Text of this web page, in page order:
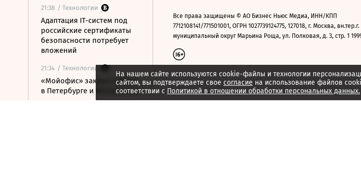
21:38 / Технологии
Адаптация IT-систем под
российские сертификаты
безопасности потребует
вложений
21:34 / Технологии
«Мойофис» закрыл офисы
в Петербурге и Иннополисе
На нашем сайте используются cookie-файлы и технологии
сайтом, вы подтверждаете свое согласие на использование файлов
соответствии с Политикой в отношении обработки персональных данных.
Все права защищены © АО Бизнес Ньюс Медиа, ИНН/КПП
7712108141/771501001, ОГРН 1027739124775, 127018, г. Москва, вн.тер.г.
муниципальный округ Марьина Роща, ул. Полковая, д. 3, стр. 1